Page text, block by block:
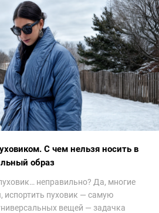
С чем нельзя носить в
образ
неправильно? Да, многие
испортить пуховик — самую
вещей — задачка